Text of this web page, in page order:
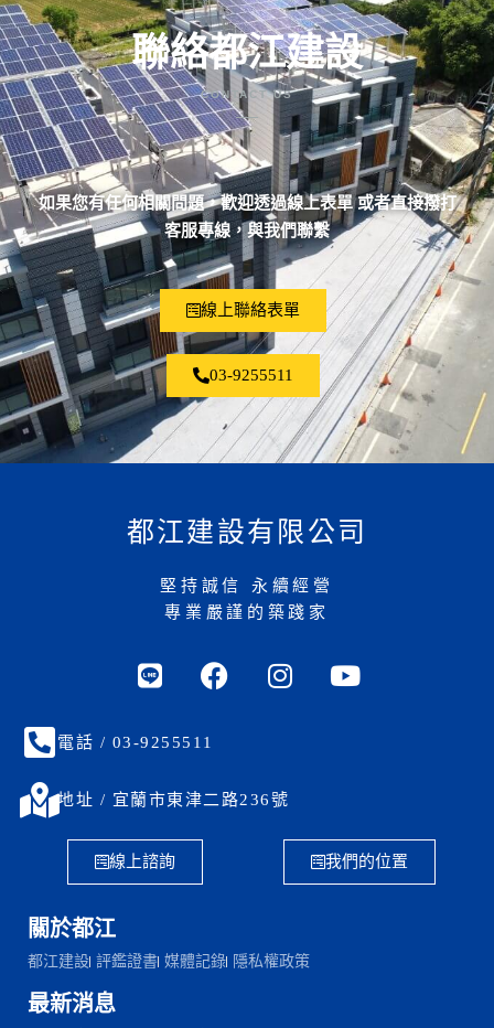
聯絡都江建設
CONTACT US
如果您有任何相關問題，歡迎透過線上表單 或者直接撥打
客服專線，與我們聯繫
線上聯絡表單
03-9255511
都江建設有限公司
堅持誠信 永續經營
專業嚴謹的築踐家
電話 / 03-9255511
地址 / 宜蘭市東津二路236號
線上諮詢 我們的位置
關於都江
都江建設 評鑑證書 媒體記錄 隱私權政策
最新消息